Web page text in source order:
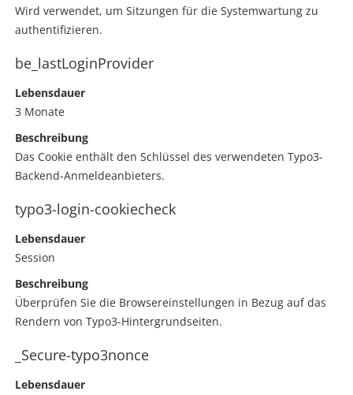
Wird verwendet, um Sitzungen für die Systemwartung zu
authentifizieren.
be_lastLoginProvider
Lebensdauer
3 Monate
Beschreibung
Das Cookie enthält den Schlüssel des verwendeten Typo3-
Backend-Anmeldeanbieters.
typo3-login-cookiecheck
Lebensdauer
Session
Beschreibung
Überprüfen Sie die Browsereinstellungen in Bezug auf das
Rendern von Typo3-Hintergrundseiten.
_Secure-typo3nonce
Lebensdauer